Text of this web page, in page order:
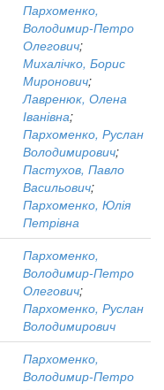
Пархоменко,
Володимир-Петро
Олегович;
Михалічко, Борис
Миронович;
Лавренюк, Олена
Іванівна;
Пархоменко, Руслан
Володимирович;
Пастухов, Павло
Васильович;
Пархоменко, Юлія
Петрівна
Пархоменко,
Володимир-Петро
Олегович;
Пархоменко, Руслан
Володимирович
Пархоменко,
Володимир-Петро